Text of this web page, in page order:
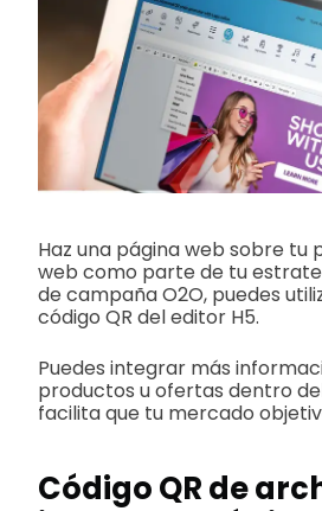
Haz una página web sobre tu
web como parte de tu
de campaña O2O, puedes
código QR del editor H5.
Puedes integrar más
productos u ofertas dentro
facilita que tu mercado
Código QR de